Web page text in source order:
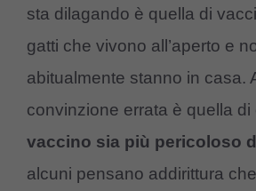
sta dilagando è quella di
gatti che vivono all’aperto e
abitualmente stanno in casa.
convinzione errata è quella di
vaccino sia più pericoloso
alcuni pensano addirittura